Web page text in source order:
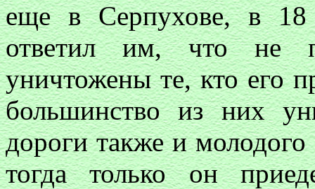
еще в Серпухове, в
ответил им, что не
уничтожены те, кто его
большинство из них
дороги также и
тогда только он